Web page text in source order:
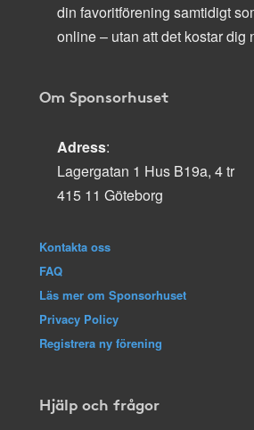
din favoritförening samtidigt
online – utan att det kostar dig
Om Sponsorhuset
Adress:
Lagergatan 1 Hus B19a, 4 tr
415 11 Göteborg
Kontakta oss
FAQ
Läs mer om Sponsorhuset
Privacy Policy
Registrera ny förening
Hjälp och frågor